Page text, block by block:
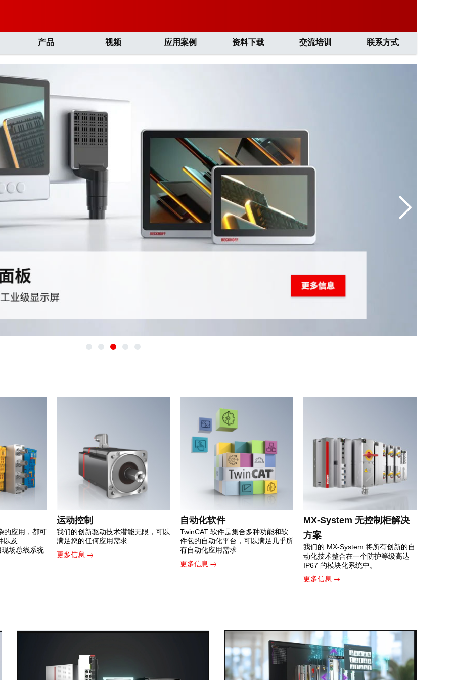
产品 视频 应用案例 资料下载 交流培训 联系方式
的应用，都可
以及
场总线系统
运动控制
我们的创新驱动技术潜能无限，可以
满足您的任何应用需求
更多信息
自动化软件
TwinCAT 软件是集合多种功能和软
件包的自动化平台，可以满足几乎所
有自动化应用需求
更多信息
MX-System 无控制柜解决
方案
我们的 MX-System 将所有创新的自
动化技术整合在一个防护等级高达
IP67 的模块化系统中。
更多信息